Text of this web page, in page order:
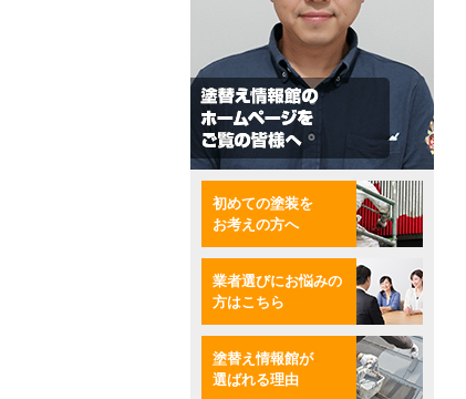
初めての塗装を
お考えの方へ
業者選びにお悩みの
方はこちら
塗替え情報館が
選ばれる理由